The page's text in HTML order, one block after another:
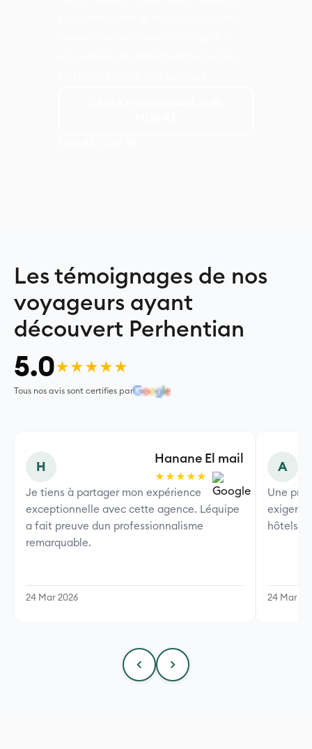
Les témoignages de nos
voyageurs ayant
découvert Perhentian
5.0★★★★★
Tous nos avis sont certifies par
H
Hanane El mail
★★★★★
Je tiens à partager mon expérience
exceptionnelle avec cette agence. Léquipe
a fait preuve dun professionnalisme
remarquable.
24 Mar 2026
A
Une
hôtels
24 Mar